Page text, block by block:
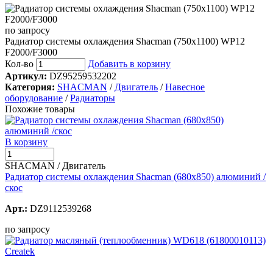
по запросу
Радиатор системы охлаждения Shacman (750х1100) WP12
F2000/F3000
Кол-во
Добавить в корзину
Артикул: DZ95259532202
Категория: SHACMAN / Двигатель /Навесное
оборудование /Радиаторы
Похожие товары
В корзину
SHACMAN / Двигатель
Радиатор системы охлаждения Shacman (680х850) алюминий /
скос
Арт.: DZ9112539268
по запросу